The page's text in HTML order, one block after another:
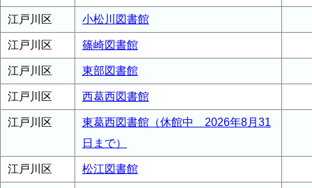
江戸川区 小松川図書館
江戸川区 篠崎図書館
江戸川区 東部図書館
江戸川区 西葛西図書館
江戸川区
東葛西図書館（休館中 2026年8月31
日まで）
江戸川区 松江図書館